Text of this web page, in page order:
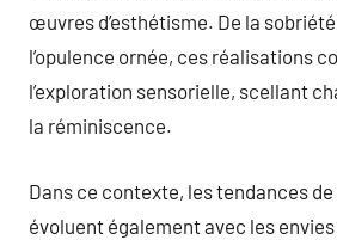
œuvres d’esthétisme. De la
l’opulence ornée, ces réalisations
l’exploration sensorielle, scellant
la réminiscence.
Dans ce contexte, les tendances
évoluent également avec les